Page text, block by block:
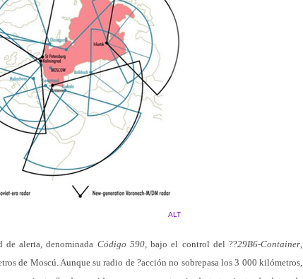
ALT
de alerta, denominada Código 590, bajo el control del ??29B6-Container,
de Moscú. Aunque su radio de ?acción no sobrepasa los 3 000 kilómetros,